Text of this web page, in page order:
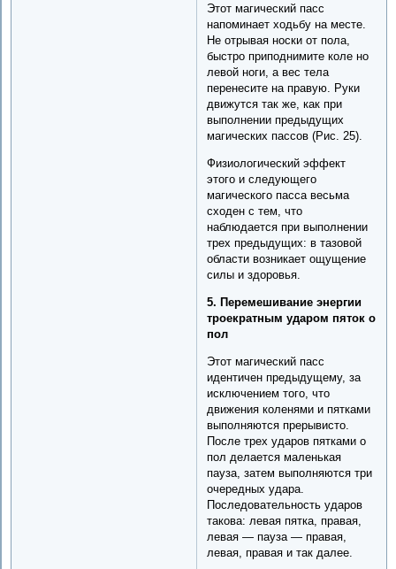
Этот магический пасс
напоминает ходьбу на месте.
Не отрывая носки от пола,
быстро приподнимите коле но
левой ноги, а вес тела
перенесите на правую. Руки
движутся так же, как при
выполнении предыдущих
магических пассов (Рис. 25).
Физиологический эффект
этого и следующего
магического пасса весьма
сходен с тем, что
наблюдается при выполнении
трех предыдущих: в тазовой
области возникает ощущение
силы и здоровья.
5. Перемешивание энергии
троекратным ударом пяток о
пол
Этот магический пасс
идентичен предыдущему, за
исключением того, что
движения коленями и пятками
выполняются прерывисто.
После трех ударов пятками о
пол делается маленькая
пауза, затем выполняются три
очередных удара.
Последовательность ударов
такова: левая пятка, правая,
левая — пауза — правая,
левая, правая и так далее.